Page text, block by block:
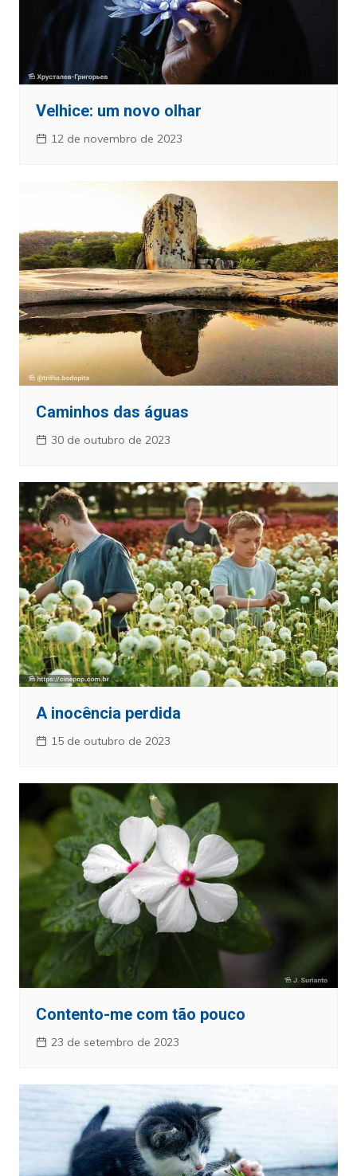
Velhice: um novo olhar
12 de novembro de 2023
Caminhos das águas
30 de outubro de 2023
A inocência perdida
15 de outubro de 2023
Contento-me com tão pouco
23 de setembro de 2023